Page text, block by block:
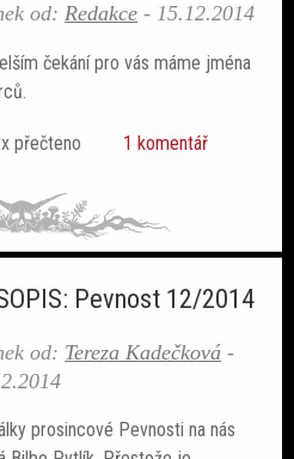
od:Redakce - 15.12.2014
čekání pro vás máme jména
přečteno 1 komentář
Pevnost 12/2014
od: Tereza Kadečková -
prosincové Pevnosti na nás